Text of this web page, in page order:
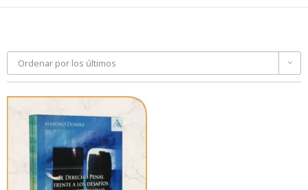
Ordenar por los últimos